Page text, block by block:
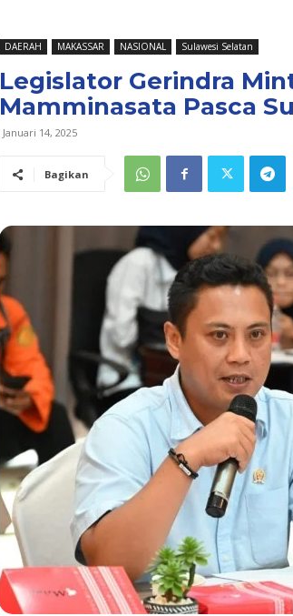
DAERAH MAKASSAR NASIONAL Sulawesi Selatan
Legislator Gerindra
Mamminasata Pasca
Januari 14, 2025
Bagikan